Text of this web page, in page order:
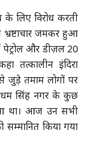
के लिए विरोध करती
जमकर हुआ
पेट्रोल और डीज़ल 20
तत्कालीन इंदिरा
जुड़े तमाम लोगों पर
सिंह नगर के कुछ
था। आज उन सभी
सम्मानित किया गया